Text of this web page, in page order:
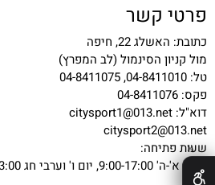
פרטי קשר
כתובת: האשלג 22, חיפה
מול קניון הסינמול (לב המפרץ)
טל: 04-8411010, 04-8411075
פקס: 04-8411076
דוא"ל: citysport1@013.net
citysport2@013.net
שעות פתיחה:
ימים א'-ה' 9:00-17:00, יום ו' וערבי חג 9:00-13:00
✕